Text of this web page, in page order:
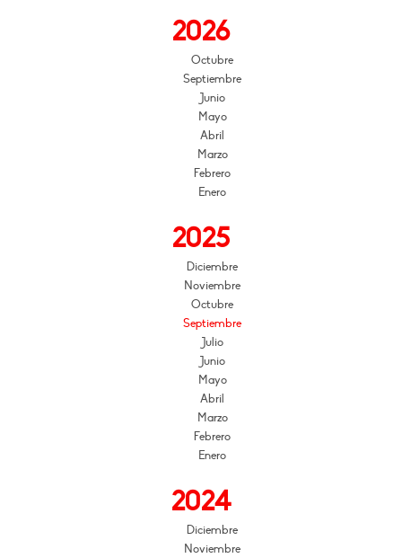
2026
Octubre
Septiembre
Junio
Mayo
Abril
Marzo
Febrero
Enero
2025
Diciembre
Noviembre
Octubre
Septiembre
Julio
Junio
Mayo
Abril
Marzo
Febrero
Enero
2024
Diciembre
Noviembre